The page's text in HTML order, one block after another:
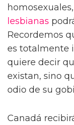
lesbianas
Recordemos
es totalmente
quiere decir
existan, sino
odio de su
Canadá